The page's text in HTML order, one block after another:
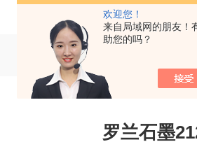
欢迎您！
来自局域网的朋友！
助您的吗？
罗兰石墨